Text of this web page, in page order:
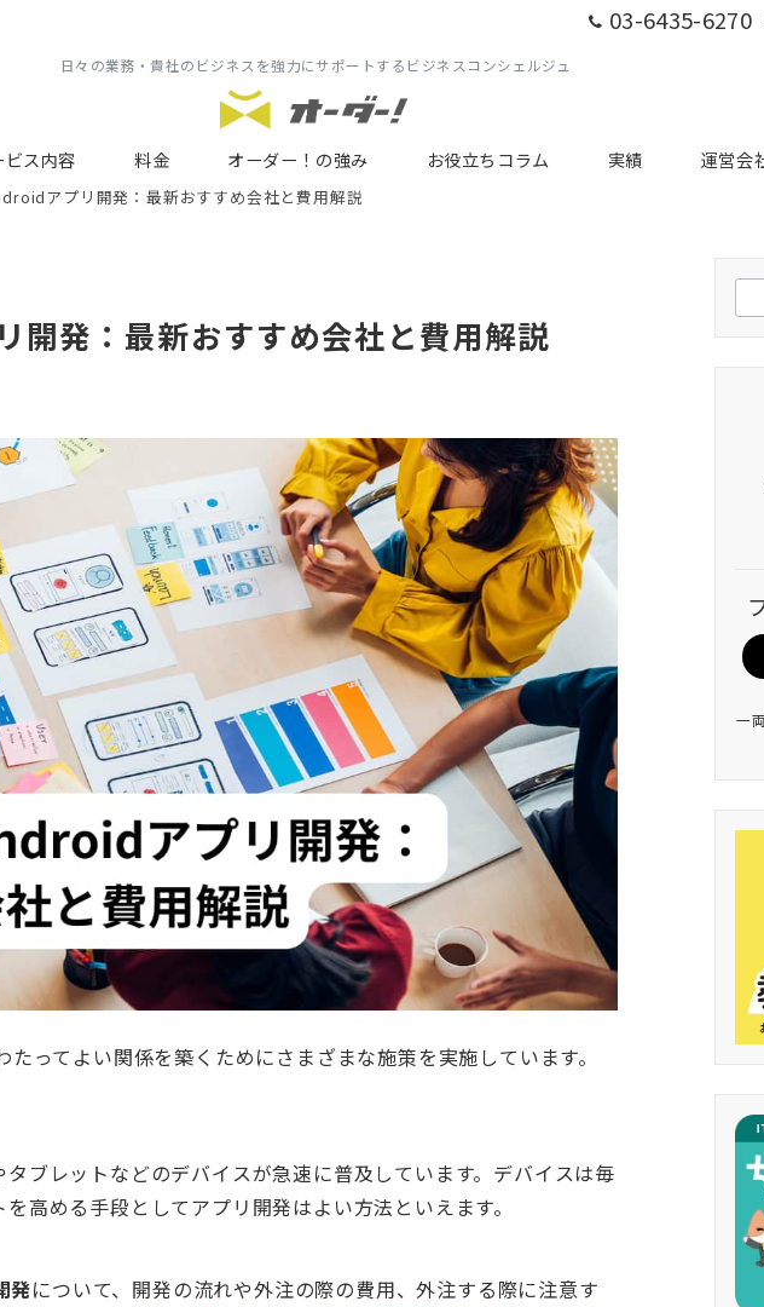
03-6435-6270
日々の業務・貴社のビジネスを強力にサポートするビジネスコンシェルジュ
ビス内容 料金 オーダー！の強み お役立ちコラム 実績 運営会
アプリ開発：最新おすすめ会社と費用解説
発：最新おすすめ会社と費用解説
ってよい関係を築くためにさまざまな施策を実施しています。
ブレットなどのデバイスが急速に普及しています。デバイスは毎
高める手段としてアプリ開発はよい方法といえます。
発について、開発の流れや外注の際の費用、外注する際に注意す
索
一